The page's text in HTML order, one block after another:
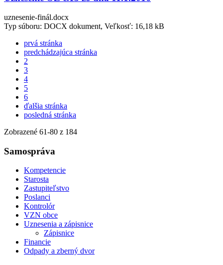
uznesenie-finál.docx
Typ súboru: DOCX dokument, Veľkosť: 16,18 kB
prvá stránka
predchádzajúca stránka
2
3
4
5
6
ďalšia stránka
posledná stránka
Zobrazené 61-80 z 184
Samospráva
Kompetencie
Starosta
Zastupiteľstvo
Poslanci
Kontrolór
VZN obce
Uznesenia a zápisnice
Zápisnice
Financie
Odpady a zberný dvor